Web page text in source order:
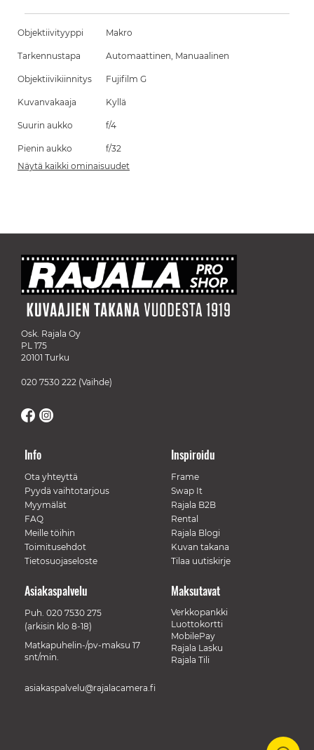
Objektiivityyppi Makro
Tarkennustapa Automaattinen, Manuaalinen
Objektiivikiinnitys Fujifilm G
Kuvanvakaaja Kyllä
Suurin aukko f/4
Pienin aukko
f/32
Näytä kaikki ominaisuudet
Osk. Rajala Oy
PL 175
20101 Turku
020 7530 222 (Vaihde)
Info
Ota yhteyttä
Pyydä vaihtotarjous
Myymälät
FAQ
Meille töihin
Toimitusehdot
Tietosuojaseloste
Inspiroidu
Frame
Swap It
Rajala B2B
Rental
Rajala Blogi
Kuvan takana
Tilaa uutiskirje
Maksutavat
Verkkopankki
Luottokortti
MobilePay
Rajala Lasku
Rajala Tili
Asiakaspalvelu
Puh. 020 7530 275
(arkisin klo 8-18)
Matkapuhelin-/pv-maksu 17
snt/min.
asiakaspalvelu@rajalacamera.fi